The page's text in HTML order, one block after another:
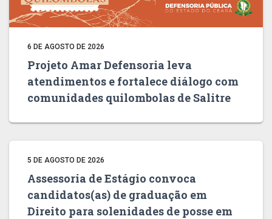
6 DE AGOSTO DE 2026
Projeto Amar Defensoria leva
atendimentos e fortalece diálogo com
comunidades quilombolas de Salitre
5 DE AGOSTO DE 2026
Assessoria de Estágio convoca
candidatos(as) de graduação em
Direito para solenidades de posse em